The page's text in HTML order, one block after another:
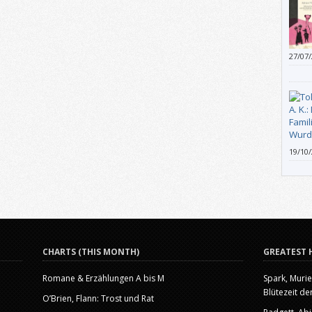
27/
wird
19/
CHARTS (THIS MONTH)
Romane & Erzählungen A bis M
O’Brien, Flann: Trost und Rat
GREATEST
Spark,
Blütezeit